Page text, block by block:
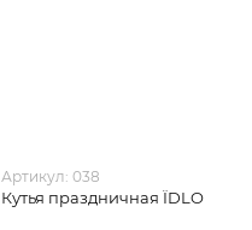
Артикул: 038
Кутья праздничная ЇDLO